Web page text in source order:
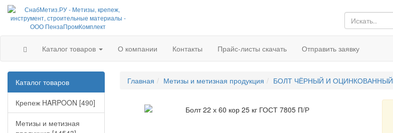
Каталог товаров О компании Контакты Прайс-листы скачать Отправить заявку
Каталог товаров
Крепеж HARPOON [490]
Метизы и метизная
Главная Метизы и метизная продукция БОЛТ ЧЁРНЫЙ И ОЦИНКОВАННЫЙ